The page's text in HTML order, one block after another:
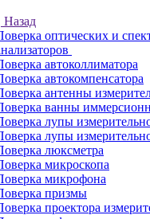
Назад
оптических и
автоколлиматора
автокомпенсатора
антенны
ванны
лупы
лупы
люксметра
микроскопа
микрофона
призмы
проектора